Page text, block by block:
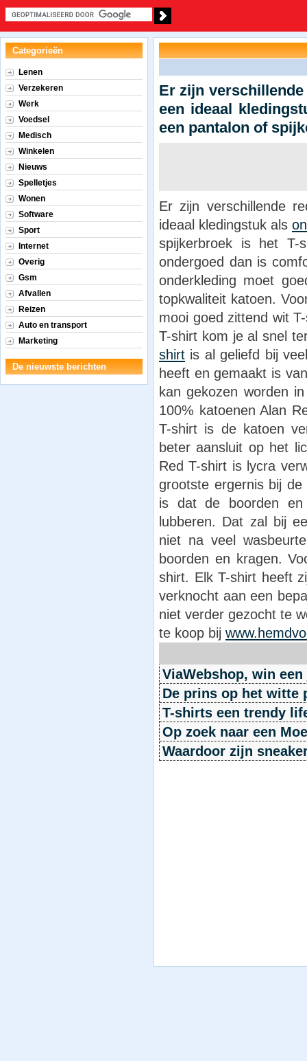
Er zijn
een ideaal
een pantalon of
Er zijn verschillende
ideaal kledingstuk als
spijkerbroek is het T-
ondergoed dan is
onderkleding moet
topkwaliteit katoen.
mooi goed zittend wit
T-shirt kom je al snel
shirt is al geliefd bij
heeft en gemaakt is
kan gekozen worden
100% katoenen Alan
T-shirt is de katoen
beter aansluit op het
Red T-shirt is lycra
grootste ergernis bij
is dat de boorden
lubberen. Dat zal bij
niet na veel
boorden en kragen.
shirt. Elk T-shirt heeft
verknocht aan een
niet verder gezocht te
te koop bij
ViaWebshop, win
De prins op het witte
T-shirts een trendy
Op zoek naar een
Waardoor zijn
Categorieën
Lenen
Verzekeren
Werk
Voedsel
Medisch
Winkelen
Nieuws
Spelletjes
Wonen
Software
Sport
Internet
Overig
Gsm
Afvallen
Reizen
Auto en transport
Marketing
De nieuwste berichten